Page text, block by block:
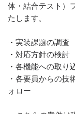
体・結合テスト）
たします。
・実装課題の調査
・対応方針の検討
・各機能への取り
・各要員からの技
ォロー